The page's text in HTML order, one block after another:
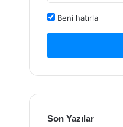
Beni hatırla
Son Yazılar